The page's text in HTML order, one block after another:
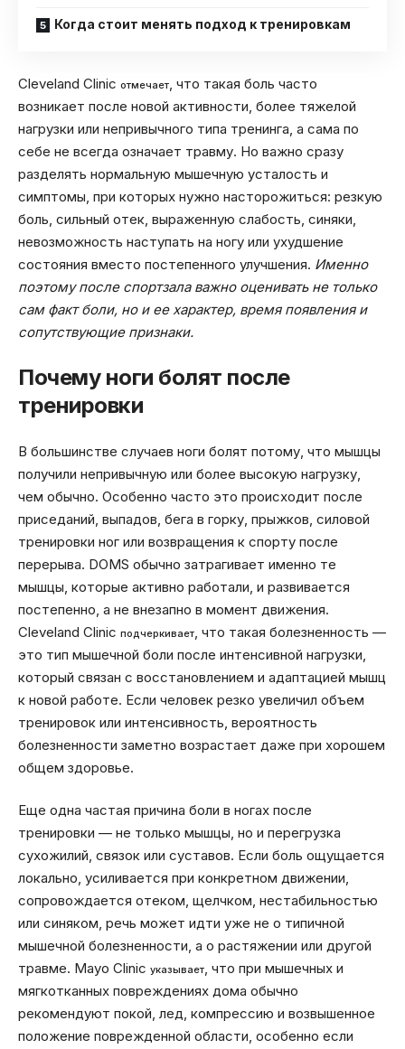
Когда стоит менять подход к тренировкам
Cleveland Clinic отмечает , что такая боль часто
возникает после новой активности, более тяжелой
нагрузки или непривычного типа тренинга, а сама по
себе не всегда означает травму. Но важно сразу
разделять нормальную мышечную усталость и
симптомы, при которых нужно насторожиться: резкую
боль, сильный отек, выраженную слабость, синяки,
невозможность наступать на ногу или ухудшение
состояния вместо постепенного улучшения. Именно
поэтому после спортзала важно оценивать не только
сам факт боли, но и ее характер, время появления и
сопутствующие признаки.
Почему ноги болят после
тренировки
В большинстве случаев ноги болят потому, что мышцы
получили непривычную или более высокую нагрузку,
чем обычно. Особенно часто это происходит после
приседаний, выпадов, бега в горку, прыжков, силовой
тренировки ног или возвращения к спорту после
перерыва. DOMS обычно затрагивает именно те
мышцы, которые активно работали, и развивается
постепенно, а не внезапно в момент движения.
Cleveland Clinic подчеркивает , что такая болезненность —
это тип мышечной боли после интенсивной нагрузки,
который связан с восстановлением и адаптацией мышц
к новой работе. Если человек резко увеличил объем
тренировок или интенсивность, вероятность
болезненности заметно возрастает даже при хорошем
общем здоровье.
Еще одна частая причина боли в ногах после
тренировки — не только мышцы, но и перегрузка
сухожилий, связок или суставов. Если боль ощущается
локально, усиливается при конкретном движении,
сопровождается отеком, щелчком, нестабильностью
или синяком, речь может идти уже не о типичной
мышечной болезненности, а о растяжении или другой
травме. Mayo Clinic указывает, что при мышечных и
мягкотканных повреждениях дома обычно
рекомендуют покой, лед, компрессию и возвышенное
положение поврежденной области, особенно если